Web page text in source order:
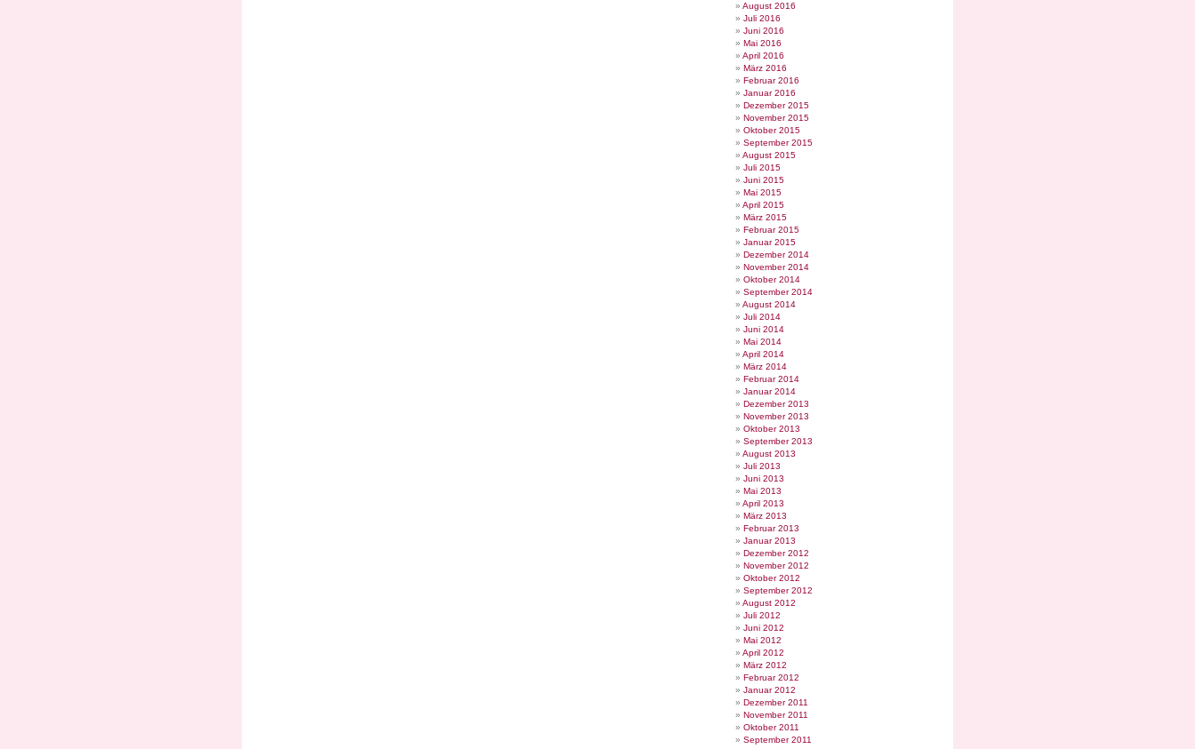
August 2016
Juli 2016
Juni 2016
Mai 2016
April 2016
März 2016
Februar 2016
Januar 2016
Dezember 2015
November 2015
Oktober 2015
September 2015
August 2015
Juli 2015
Juni 2015
Mai 2015
April 2015
März 2015
Februar 2015
Januar 2015
Dezember 2014
November 2014
Oktober 2014
September 2014
August 2014
Juli 2014
Juni 2014
Mai 2014
April 2014
März 2014
Februar 2014
Januar 2014
Dezember 2013
November 2013
Oktober 2013
September 2013
August 2013
Juli 2013
Juni 2013
Mai 2013
April 2013
März 2013
Februar 2013
Januar 2013
Dezember 2012
November 2012
Oktober 2012
September 2012
August 2012
Juli 2012
Juni 2012
Mai 2012
April 2012
März 2012
Februar 2012
Januar 2012
Dezember 2011
November 2011
Oktober 2011
September 2011